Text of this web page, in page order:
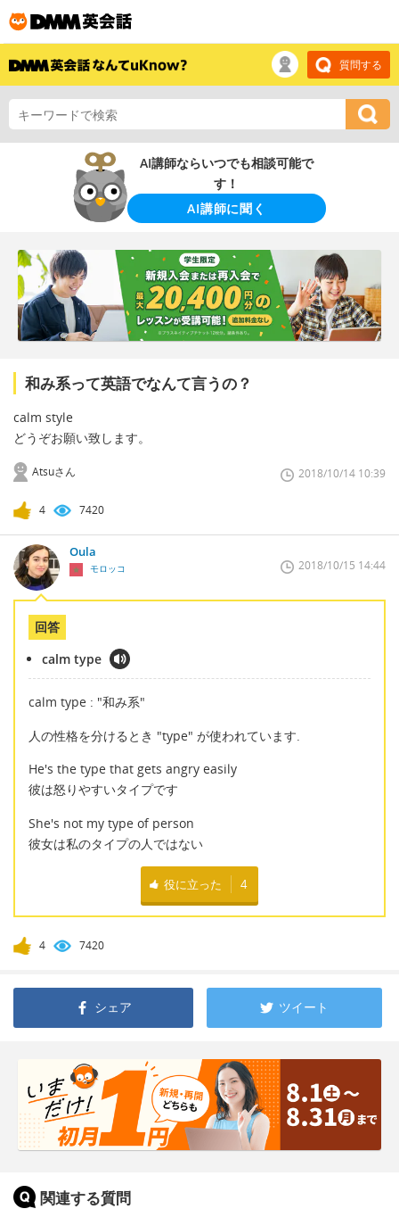
質問する
AI講師ならいつでも相談可能で
す！
AI講師に聞く
和み系って英語でなんて言うの？
calm style
どうぞお願い致します。
Atsuさん 2018/10/14 10:39
4 7420
Oula
モロッコ 2018/10/15 14:44
回答
calm type
calm type : "和み系"
人の性格を分けるとき "type" が使われています.
He's the type that gets angry easily
彼は怒りやすいタイプです
She's not my type of person
彼女は私のタイプの人ではない
役に立った 4
4 7420
シェア ツイート
関連する質問